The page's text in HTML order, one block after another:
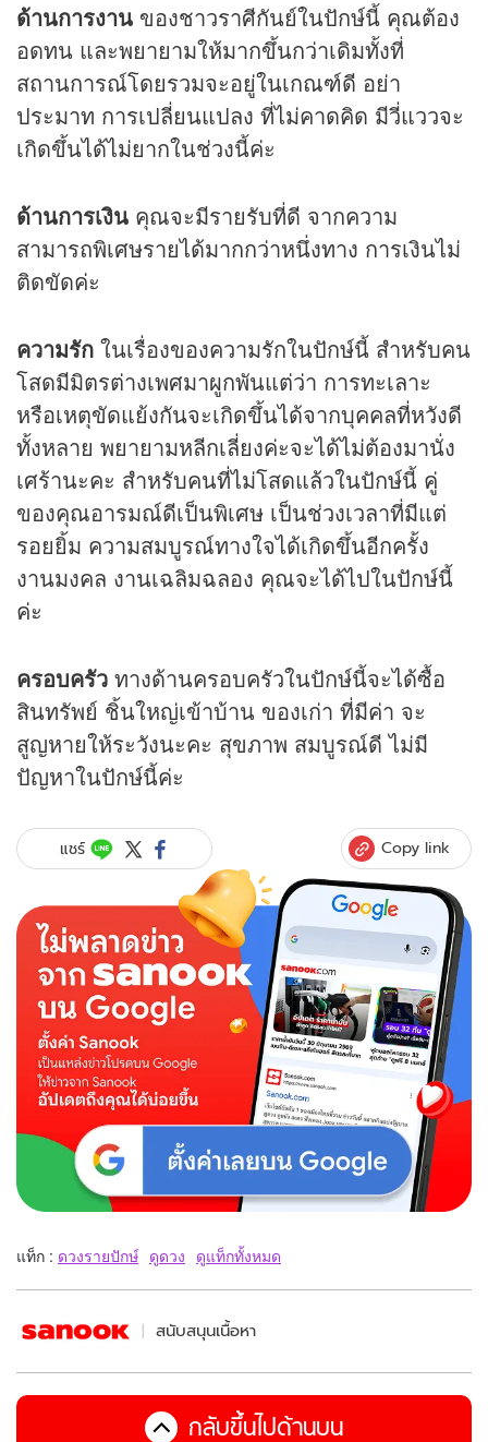
ด้านการงาน ของชาวราศีกันย์ในปักษ์นี้ คุณต้อง
อดทน และพยายามให้มากขึ้นกว่าเดิมทั้งที่
สถานการณ์โดยรวมจะอยู่ในเกณฑ์ดี อย่า
ประมาท การเปลี่ยนแปลง ที่ไม่คาดคิด มีวี่แววจะ
เกิดขึ้นได้ไม่ยากในช่วงนี้ค่ะ
ด้านการเงิน คุณจะมีรายรับที่ดี จากความ
สามารถพิเศษรายได้มากกว่าหนึ่งทาง การเงินไม่
ติดขัดค่ะ
ความรัก ในเรื่องของความรักในปักษ์นี้ สำหรับคน
โสดมีมิตรต่างเพศมาผูกพันแต่ว่า การทะเลาะ
หรือเหตุขัดแย้งกันจะเกิดขึ้นได้จากบุคคลที่หวังดี
ทั้งหลาย พยายามหลีกเลี่ยงค่ะจะได้ไม่ต้องมานั่ง
เศร้านะคะ สำหรับคนที่ไม่โสดแล้วในปักษ์นี้ คู่
ของคุณอารมณ์ดีเป็นพิเศษ เป็นช่วงเวลาที่มีแต่
รอยยิ้ม ความสมบูรณ์ทางใจได้เกิดขึ้นอีกครั้ง
งานมงคล งานเฉลิมฉลอง คุณจะได้ไปในปักษ์นี้
ค่ะ
ครอบครัว ทางด้านครอบครัวในปักษ์นี้จะได้ซื้อ
สินทรัพย์ ชิ้นใหญ่เข้าบ้าน ของเก่า ที่มีค่า จะ
สูญหายให้ระวังนะคะ สุขภาพ สมบูรณ์ดี ไม่มี
ปัญหาในปักษ์นี้ค่ะ
แชร์ Copy link
แท็ก : ดวงรายปักษ์ ดูดวง ดูแท็กทั้งหมด
สนับสนุนเนื้อหา
กลับขึ้นไปด้านบน